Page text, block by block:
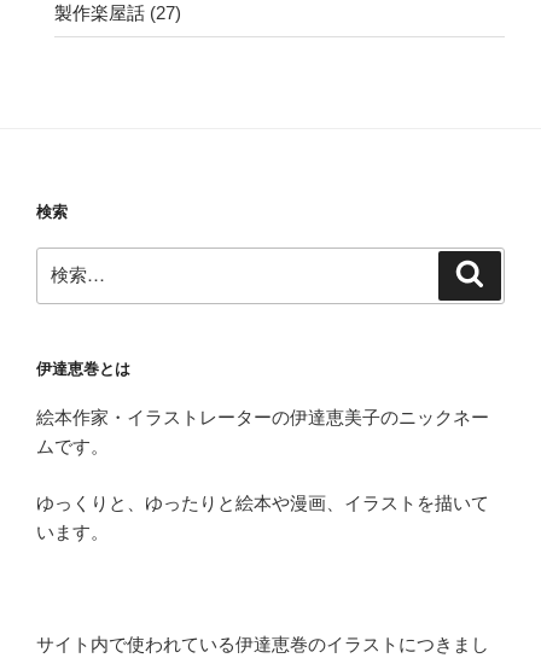
製作楽屋話 (27)
検索
索:
伊達恵巻とは
絵本作家・イラストレーターの伊達恵美子のニックネー
ムです。
ゆっくりと、ゆったりと絵本や漫画、イラストを描いて
います。
サイト内で使われている伊達恵巻のイラストにつきまし